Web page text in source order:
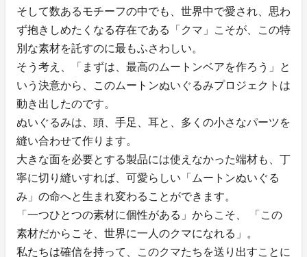
そして数あるモチーフの中でも、世界中で愛され、思わ
ず抱きしめたくなる存在である「クマ」こそが、この特
別な素材を託すのに最もふさわしい。
そう考え、「まずは、最高のムートンベアを作ろう」と
いう決意から、このムートンぬいぐるみプロジェクトは
動き出したのです。
ぬいぐるみは、頭、手足、耳と、多くの小さなパーツを
縫い合わせて作ります。
大きな面を必要とする製品には使えなかった端材も、丁
寧に切り縫いすれば、可愛らしい「ムートンぬいぐる
み」の命へと生まれ変わることができます。
「一つひとつの素材に個性がある」からこそ、 「この
素材だからこそ、世界に一人のクマになれる」。
私たちは確信を持って、このクマたちを送り出すことに